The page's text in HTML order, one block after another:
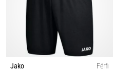
Jako
Férfi